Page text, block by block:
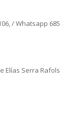
/ Whatsapp 685
Elías Serra Rafols